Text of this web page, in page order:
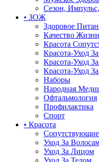
Сезон,
• ЗОЖ
Здоровое
Качество Жизни
Красота
Красота-Уход
Красота-Уход
Красота-Уход
Наборы
Народная
Офтальмология
Профилактика
Спорт
• Красота
Уход За
Уход За Лицом
Уход За Телом